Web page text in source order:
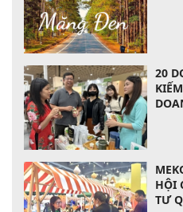
20
HỘI
TƯ